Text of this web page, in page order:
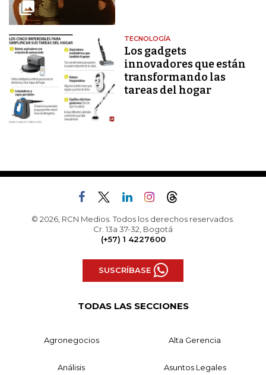
TECNOLOGÍA
Los gadgets
innovadores que están
transformando las
tareas del hogar
© 2026, RCN Medios. Todos los derechos reservados.
Cr. 13a 37-32, Bogotá
(+57) 1 4227600
SUSCRÍBASE
TODAS LAS SECCIONES
Agronegocios Alta Gerencia
Análisis Asuntos Legales